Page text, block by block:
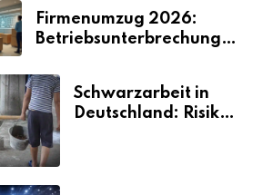
Firmenumzug 2026:
Betriebsunterbrechungen
Schwarzarbeit in
Deutschland: Risiken